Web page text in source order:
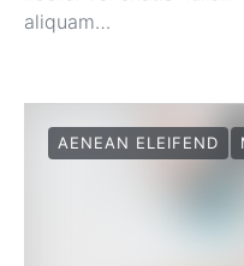
aliquam…
AENEAN ELEIFEND